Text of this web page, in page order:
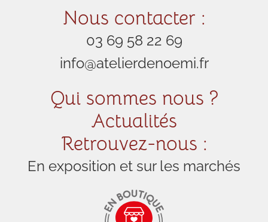
Nous contacter :
03 69 58 22 69
info@atelierdenoemi.fr
Qui sommes nous ?
Actualités
Retrouvez-nous :
En exposition et sur les marchés